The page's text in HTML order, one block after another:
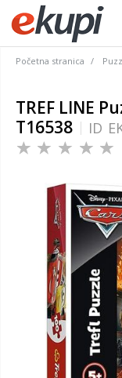
Početna stranica
TREF LINE
T16538
ID